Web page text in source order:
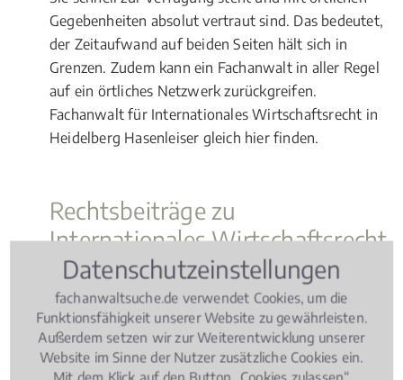
Gegebenheiten absolut vertraut sind. Das bedeutet,
der Zeitaufwand auf beiden Seiten hält sich in
Grenzen. Zudem kann ein Fachanwalt in aller Regel
auf ein örtliches Netzwerk zurückgreifen.
Fachanwalt für Internationales Wirtschaftsrecht in
Heidelberg Hasenleiser gleich hier finden.
Rechtsbeiträge zu
Internationales Wirtschaftsrecht
Wissen Aktuell, 06.03.2019(Update 07.08.2026)
Jäger und Jagd – Wie ist die Rechtslage?
Datenschutzeinstellungen
fachanwaltsuche.de verwendet Cookies, um die
Funktionsfähigkeit unserer Website zu gewährleisten.
Außerdem setzen wir zur Weiterentwicklung unserer
Website im Sinne der Nutzer zusätzliche Cookies ein.